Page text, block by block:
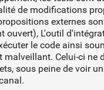
de modifications
externes
ouvert), L'outil
le code ainsi
malveillant. Celui-ci ne
sous peine de voir